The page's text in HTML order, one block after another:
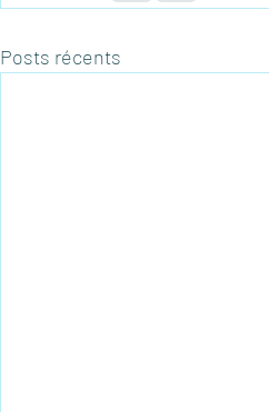
Posts récents